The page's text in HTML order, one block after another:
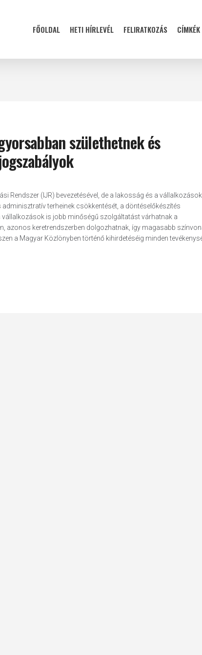
FŐOLDAL HETI HÍRLEVÉL FELIRATKOZÁS CÍMKÉK
születhetnek és
Rendszer (IJR) bevezetésével, de a lakosság és a
terheinek csökkentését, a döntéselőkészítés
is jobb minőségű szolgáltatást várhatnak a
azonos keretrendszerben dolgozhatnak, így magasabb
a Magyar Közlönyben történő kihirdetéséig minden